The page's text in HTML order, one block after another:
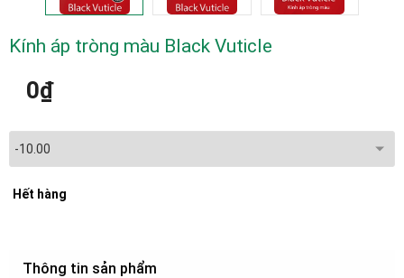
Kính áp tròng màu Black Vuticle
0₫
Hết hàng
Thông tin sản phẩm